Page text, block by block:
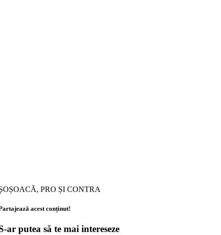
PRO ȘI CONTRA
acest conținut!
ar putea să te mai intereseze